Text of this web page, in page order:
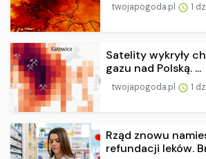
twojapogoda.pl 1
Satelity wykryły
gazu nad Polską. ...
twojapogoda.pl 1
Rząd znowu
refundacji leków.